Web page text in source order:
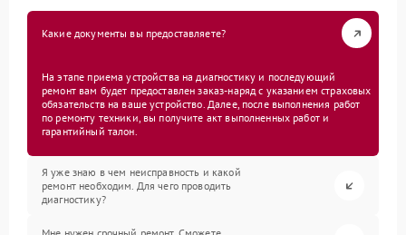
Какие документы вы предоставляете?
На этапе приема устройства на диагностику и последующий
ремонт вам будет предоставлен заказ-наряд с указанием страховых
обязательств на ваше устройство. Далее, после выполнения работ
по ремонту техники, вы получите акт выполненных работ и
гарантийный талон.
Я уже знаю в чем неисправность и какой
ремонт необходим. Для чего проводить
диагностику?
Мне нужен срочный ремонт. Сможете